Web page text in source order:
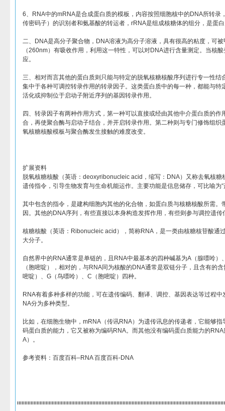
6、RNA中的mRNA是合成蛋白质的模板，内容按照细胞核中的DNA所转录
传密码子）的识别者和氨基酸的转运者，rRNA是组成核糖体的组分，是蛋
二、DNA是高分子聚合物，DNA溶液为高分子溶液，具有很高的粘度，可
（260nm）有吸收作用，利用这一特性，可以对DNA进行含量测定。当核
应。
三、相对而言其他的蛋白质则只能与特定的脱氧核糖核酸序列进行专一性结
集中于各种可调控转录作用的转录因子。这类蛋白质中的每一种，都能与特
活化或抑制位于启动子附近序列的基因转录作用。
四、转录因子有两种作用方式，第一种可以直接或经由其他中介蛋白质的
合，再使聚合酶与启动子结合，并开启转录作用。第二种则与专门修饰组织
氧核糖核酸模板与聚合酶发生接触的难度改变。
扩展资料
脱氧核糖核酸（英语：deoxyribonucleic acid，缩写：DNA）又称去氧核糖
遗传指令，引导生物发育与生命机能运作。主要功能是信息储存，可比喻为“
其中包含的指令，是建构细胞内其他的化合物，如蛋白质与核糖核酸所需。
因。其他的DNA序列，有些直接以本身构造发挥作用，有些则参与调控遗传
核糖核酸（英语：Ribonucleic acid），简称RNA，是一类由核糖核苷酸通
大分子。
自然界中的RNA通常是单链的，且RNA中最基本的四种碱基为A（腺嘌呤）
（胞嘧啶），相对的，与RNA同为核酸的DNA通常是双链分子，且含有的
嘧啶）、G（鸟嘌呤）、C（胞嘧啶）四种。
RNA有着多种多样的功能，可在遗传编码、翻译、调控、基因表达等过程
NA分为多种类型。
比如，在细胞生物中，mRNA（传讯RNA）为遗传讯息的传递者，它能够
码蛋白质的能力，它又被称为编码RNA。而其他没有编码蛋白质能力的
A）。
参考资料：百度百科–RNA 百度百科-DNA